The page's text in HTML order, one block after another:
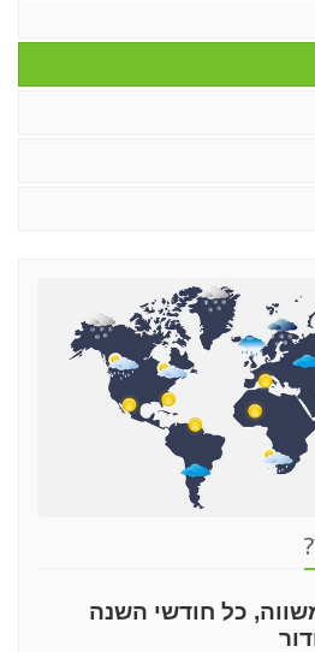
כל חודשי השנה